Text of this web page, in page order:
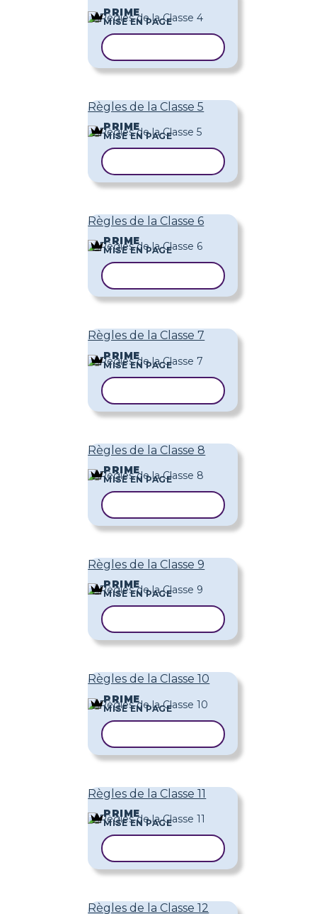
PRIME
MISE EN PAGE
Règles de la Classe 5
PRIME
MISE EN PAGE
Règles de la Classe 6
PRIME
MISE EN PAGE
Règles de la Classe 7
PRIME
MISE EN PAGE
Règles de la Classe 8
PRIME
MISE EN PAGE
Règles de la Classe 9
PRIME
MISE EN PAGE
Règles de la Classe 10
PRIME
MISE EN PAGE
Règles de la Classe 11
PRIME
MISE EN PAGE
Règles de la Classe 12